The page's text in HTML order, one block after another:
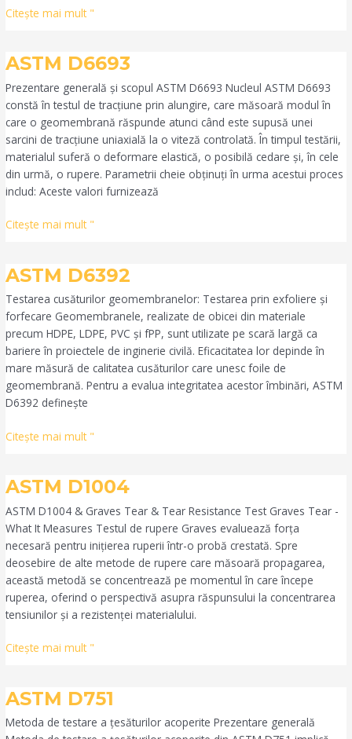
Citeşte mai mult "
ASTM D6693
Prezentare generală și scopul ASTM D6693 Nucleul ASTM D6693
constă în testul de tracțiune prin alungire, care măsoară modul în
care o geomembrană răspunde atunci când este supusă unei
sarcini de tracțiune uniaxială la o viteză controlată. În timpul testării,
materialul suferă o deformare elastică, o posibilă cedare și, în cele
din urmă, o rupere. Parametrii cheie obținuți în urma acestui proces
includ: Aceste valori furnizează
ASTM
Citeşte mai mult "
ASTM D6392
Testarea cusăturilor geomembranelor: Testarea prin exfoliere și
forfecare Geomembranele, realizate de obicei din materiale
precum HDPE, LDPE, PVC și fPP, sunt utilizate pe scară largă ca
bariere în proiectele de inginerie civilă. Eficacitatea lor depinde în
mare măsură de calitatea cusăturilor care unesc foile de
geomembrană. Pentru a evalua integritatea acestor îmbinări, ASTM
D6392 definește
ASTM
Citeşte mai mult "
ASTM D1004
ASTM D1004 & Graves Tear & Tear Resistance Test Graves Tear -
What It Measures Testul de rupere Graves evaluează forța
necesară pentru inițierea ruperii într-o probă crestată. Spre
deosebire de alte metode de rupere care măsoară propagarea,
această metodă se concentrează pe momentul în care începe
ruperea, oferind o perspectivă asupra răspunsului la concentrarea
tensiunilor și a rezistenței materialului.
ASTM
Citeşte mai mult "
ASTM D751
Metoda de testare a țesăturilor acoperite Prezentare generală
ASTM